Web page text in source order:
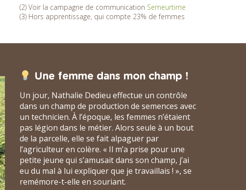
(2) Voir la campagne de communication Semeurtime
(3) Hors apprentissage, qui compte 23% de femmes
Une femme dans mon champ !
Un jour, Nathalie Dedieu effectue un contrôle
dans un champ de production de semences avec
un technicien. À l’époque, les femmes n’étaient
pas légion dans le métier. Alors seule à un bout
de la parcelle, elle se fait alpaguer par
l’agriculteur en colère. « Il m’a prise pour une
petite jeune qui s’amusait dans son champ, j’ai
eu du mal à lui expliquer que je travaillais ! », se
remémore-t-elle en souriant.